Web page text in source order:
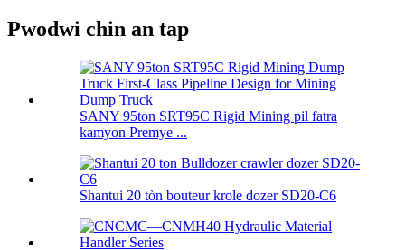
Pwodwi chin an tap
SANY 95ton SRT95C Rigid Mining pil fatra
kamyon Premye ...
Shantui 20 tòn bouteur krole dozer SD20-C6